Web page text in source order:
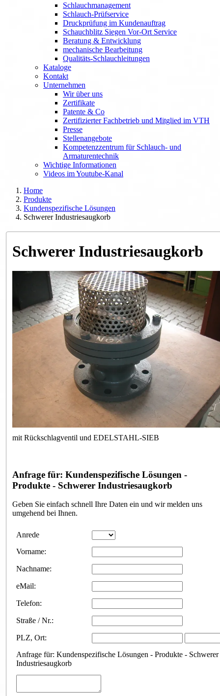
Schlauchmanagement
Schlauch-Prüfservice
Druckprüfung im Kundenauftrag
Schauchblitz Siegen Vor-Ort Service
Beratung & Entwicklung
mechanische Bearbeitung
Qualitäts-Schlauchleitungen
Kataloge
Kontakt
Unternehmen
Wir über uns
Zertifikate
Patente & Co
Zertifizierter Fachbetrieb und Mitglied im VTH
Presse
Stellenangebote
Kompetenzzentrum für Schlauch- und
Armaturentechnik
Wichtige Informationen
Videos im Youtube-Kanal
Home
Produkte
Kundenspezifische Lösungen
Schwerer Industriesaugkorb
Schwerer Industriesaugkorb
mit Rückschlagventil und EDELSTAHL-SIEB
Anfrage für: Kundenspezifische Lösungen -
Produkte - Schwerer Industriesaugkorb
Geben Sie einfach schnell Ihre Daten ein und wir melden uns
umgehend bei Ihnen.
Anrede
Vorname:
Nachname:
eMail:
Telefon:
Straße / Nr.:
PLZ,Ort:
Anfrage für: Kundenspezifische Lösungen - Produkte - Schwerer
Industriesaugkorb
Anfrageformular